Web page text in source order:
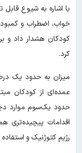
با اشاره به شیوع
خواب، اضطراب و
کودکان هشدار داد و
کرد.
میزان به حدود یک
عمده‌ای از کودکان
حدود یک‌سوم موارد
اقدامات پیچیده‌تری
رژیم کتوژنیک و